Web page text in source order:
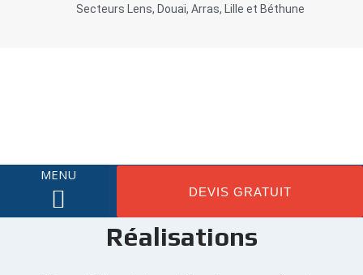
Secteurs Lens, Douai, Arras, Lille et Béthune
MENU
DEVIS GRATUIT
Réalisations